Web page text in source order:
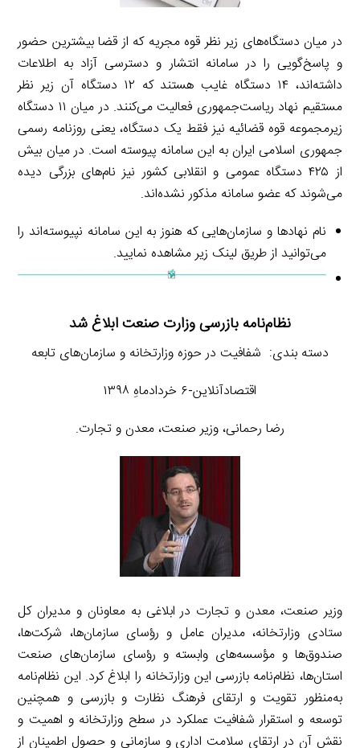
در میان دستگاه‌های زیر نظر قوه مجریه که از قضا بیشترین حضور
و پاسخ‌گویی را در سامانه انتشار و دسترسی آزاد به اطلاعات
داشته‌اند، ۱۴ دستگاه غایب هستند که ۱۲ دستگاه آن زیر نظر
مستقیم نهاد ریاست‌جمهوری فعالیت می‌کنند. در میان ۱۱ دستگاه
زیرمجموعه قوه قضائیه نیز فقط یک دستگاه، یعنی روزنامه رسمی
جمهوری اسلامی ایران به این سامانه پیوسته است. در میان بیش
از ۴۲۵ دستگاه عمومی و انقلابی کشور نیز نام‌های بزرگی دیده
می‌شوند که عضو سامانه مذکور نشده‌اند.
نام نهادها و سازمان‌هایی که هنوز به این سامانه نپیوسته‌اند را
می‌توانید از طریق لینک زیر مشاهده نمایید.
نظام‌نامه بازرسی وزارت صنعت ابلاغ شد
دسته بندی: شفافیت در حوزه وزارتخانه و سازمان‌های تابعه
اقتصادآنلاین-۶ خردادماهِ ۱۳۹۸
رضا رحمانی، وزیر صنعت، معدن و تجارت.
وزیر صنعت، معدن و تجارت در ابلاغی به معاونان و مدیران کل
ستادی وزارتخانه، مدیران عامل و رؤسای سازمان‌ها، شرکت‌ها،
صندوق‌ها و مؤسسه‌های وابسته و رؤسای سازمان‌های صنعت
استان‌ها، نظام‌نامه بازرسی این وزارتخانه را ابلاغ کرد. این نظام‌نامه
به‌منظور تقویت و ارتقای فرهنگ نظارت و بازرسی و همچنین
توسعه و استقرار شفافیت عملکرد در سطح وزارتخانه و اهمیت و
نقش آن در ارتقای سلامت اداری و سازمانی و حصول اطمینان از